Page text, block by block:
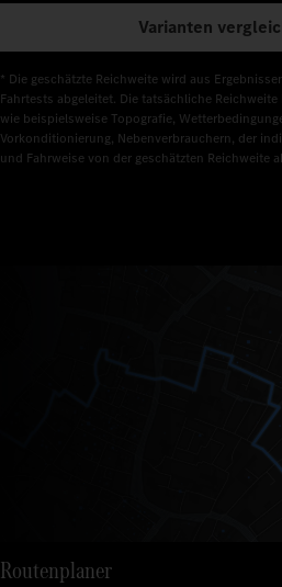
Varianten
* Die geschätzte Reichweite wird aus
Fahrtests abgeleitet. Die tatsächliche
wie beispielsweise Topografie,
Vorkonditionierung, Nebenverbrauchern, der
und Fahrweise von der geschätzten Reichweite
Routenplaner